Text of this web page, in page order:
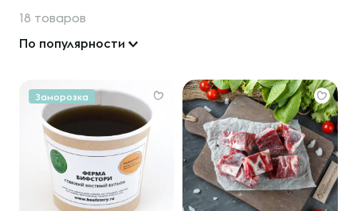
18 товаров
По популярности
Заморозка